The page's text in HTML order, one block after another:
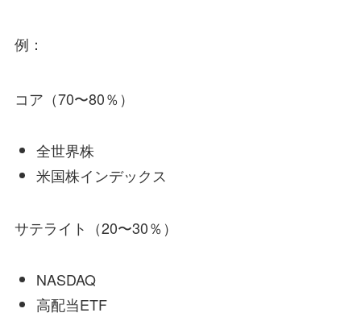
例：
コア（70〜80％）
全世界株
米国株インデックス
サテライト（20〜30％）
NASDAQ
高配当ETF